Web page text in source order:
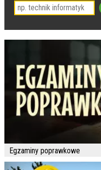
Egzaminy poprawkowe